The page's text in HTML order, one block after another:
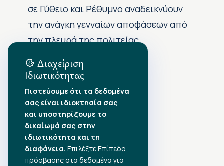
σε Γύθειο και Ρέθυμνο αναδεικνύουν
την ανάγκη γενναίων αποφάσεων από
την πλευρά της πολιτείας
Αρχείο Δημοσιεύσεων
•Αύγουστος 2026
•Ιούλιος 2026
•Ιούνιος 2026
•Μάιος 2026
•Απρίλιος 2026
•Μάρτιος 2026
Διαχείριση
Ιδιωτικότητας
Πιστεύουμε ότι τα δεδομένα
σας είναι ιδιοκτησία σας
και υποστηρίζουμε το
δικαίωμά σας στην
ιδιωτικότητα και τη
διαφάνεια. Επιλέξτε Επίπεδο
πρόσβασης στα δεδομένα για